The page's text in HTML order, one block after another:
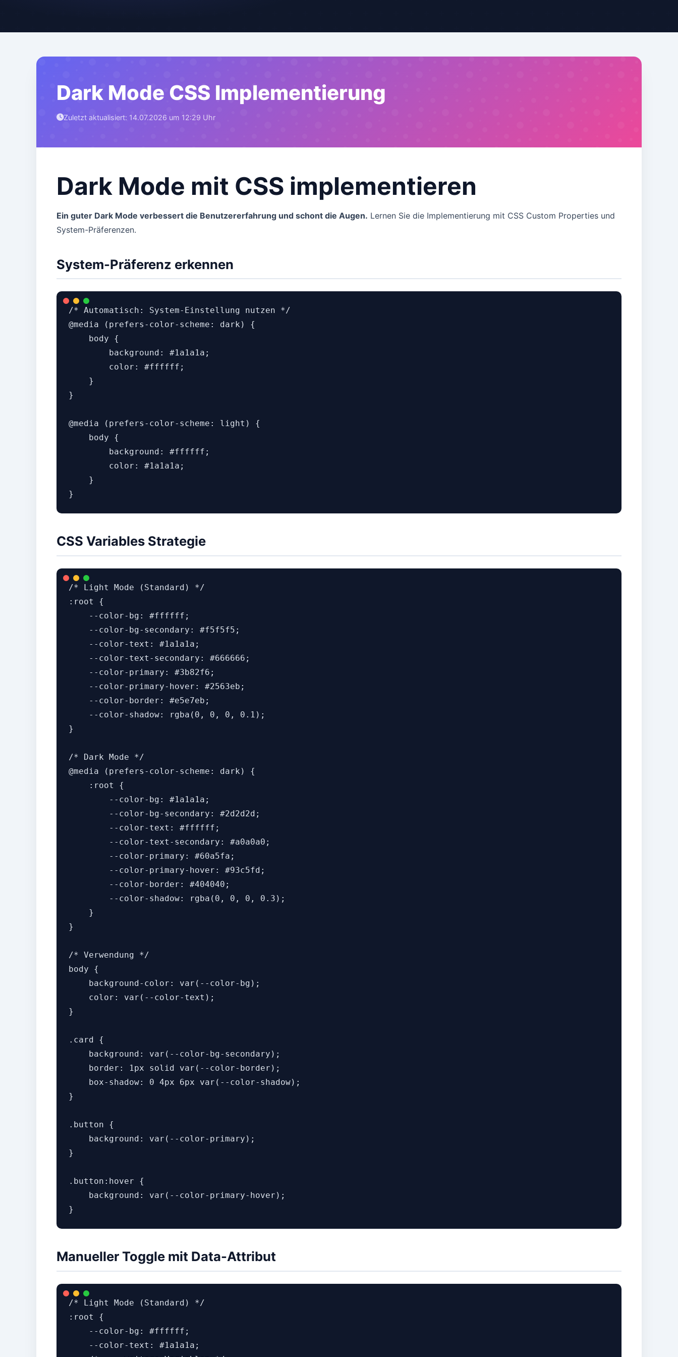
Dark Mode CSS Implementierung
Zuletzt aktualisiert: 14.07.2026 um 12:29 Uhr
Dark Mode mit CSS implementieren
Ein guter Dark Mode verbessert die Benutzererfahrung und schont die Augen. Lernen Sie die Implementierung mit CSS Custom Properties und
System-Präferenzen.
System-Präferenz erkennen
/* Automatisch: System-Einstellung nutzen */
@media (prefers-color-scheme: dark) {
    body {
        background: #1a1a1a;
        color: #ffffff;
    }
}
@media (prefers-color-scheme: light) {
    body {
        background: #ffffff;
        color: #1a1a1a;
    }
CSS Variables Strategie
/* Light Mode (Standard) */
:root {
    --color-bg: #ffffff;
    --color-bg-secondary: #f5f5f5;
    --color-text: #1a1a1a;
    --color-text-secondary: #666666;
    --color-primary: #3b82f6;
    --color-primary-hover: #2563eb;
    --color-border: #e5e7eb;
    --color-shadow: rgba(0, 0, 0, 0.1);
}
/* Dark Mode */
@media (prefers-color-scheme: dark) {
    :root {
        --color-bg: #1a1a1a;
        --color-bg-secondary: #2d2d2d;
        --color-text: #ffffff;
        --color-text-secondary: #a0a0a0;
        --color-primary: #60a5fa;
        --color-primary-hover: #93c5fd;
        --color-border: #404040;
        --color-shadow: rgba(0, 0, 0, 0.3);
    }
}
/* Verwendung */
body {
    background-color: var(--color-bg);
    color: var(--color-text);
}
.card {
    background: var(--color-bg-secondary);
    border: 1px solid var(--color-border);
    box-shadow: 0 4px 6px var(--color-shadow);
}
.button {
    background: var(--color-primary);
}
.button:hover {
    background: var(--color-primary-hover);
Manueller Toggle mit Data-Attribut
/* Light Mode (Standard) */
:root {
    --color-bg: #ffffff;
    --color-text: #1a1a1a;